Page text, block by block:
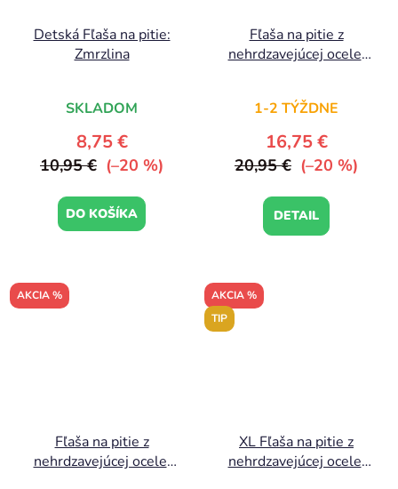
Detská Fľaša na pitie:
Zmrzlina
SKLADOM
8,75 €
10,95 € (–20 %)
DO KOŠÍKA
Fľaša na pitie z
nehrdzavejúcej ocele:
1-2 TÝŽDNE
16,75 €
20,95 € (–20 %)
DETAIL
AKCIA %
Fľaša na pitie z
nehrdzavejúcej ocele:
AKCIA %
TIP
XL Fľaša na pitie z
nehrdzavejúcej ocele: